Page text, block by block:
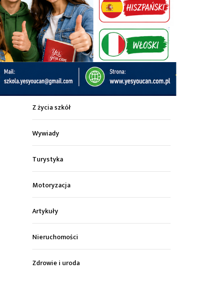
Z życia miasta
Sport
Kultura
Wiadomości z regionu
Z życia szkół
Wywiady
Turystyka
Motoryzacja
Artykuły
Nieruchomości
Zdrowie i uroda